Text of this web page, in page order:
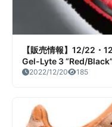
【販売情報】12/22・
Gel-Lyte 3 “Red/
2022/12/20 185